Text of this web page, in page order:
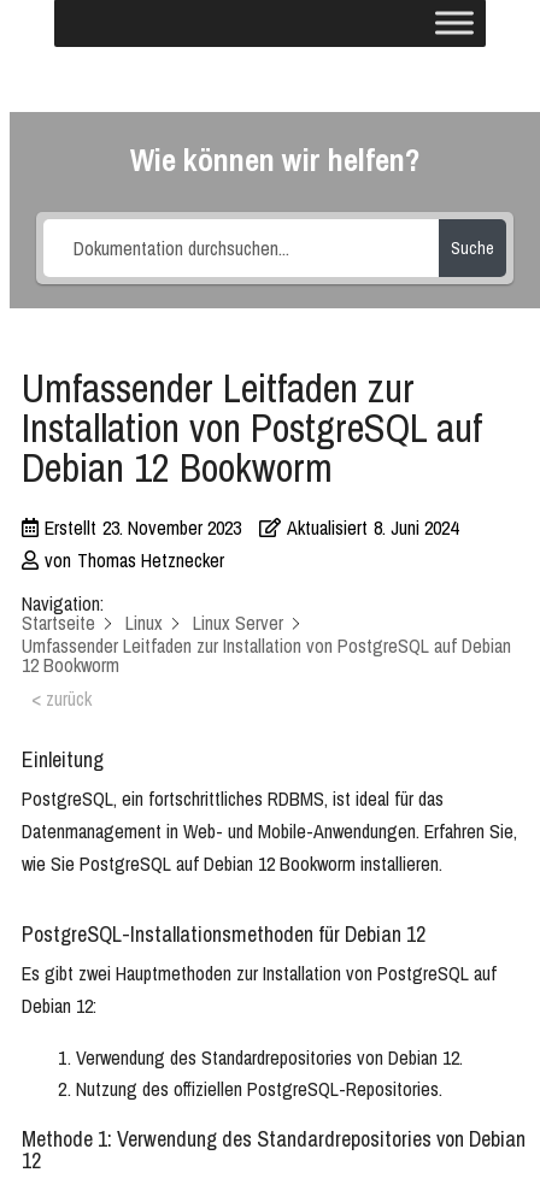
Wie können wir helfen?
Suche
Umfassender Leitfaden zur
Installation von PostgreSQL auf
Debian 12 Bookworm
Erstellt 23. November 2023 Aktualisiert 8. Juni 2024
von Thomas Hetznecker
Navigation:
Startseite Linux
Linux Server
Umfassender Leitfaden zur Installation von PostgreSQL auf Debian
12 Bookworm
< zurück
Einleitung
PostgreSQL, ein fortschrittliches RDBMS, ist ideal für das
Datenmanagement in Web- und Mobile-Anwendungen. Erfahren Sie,
wie Sie PostgreSQL auf Debian 12 Bookworm installieren.
PostgreSQL-Installationsmethoden für Debian 12
Es gibt zwei Hauptmethoden zur Installation von PostgreSQL auf
Debian 12:
Verwendung des Standardrepositories von Debian 12.
Nutzung des offiziellen PostgreSQL-Repositories.
Methode 1: Verwendung des Standardrepositories von Debian
12